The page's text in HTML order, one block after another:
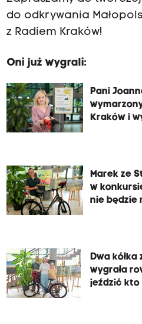
do odkrywania
z Radiem Kraków!
Oni już wygrali:
Pani
Kraków i
Marek ze
w
nie będzie
Dwa kółka
wygrała
jeździć kto